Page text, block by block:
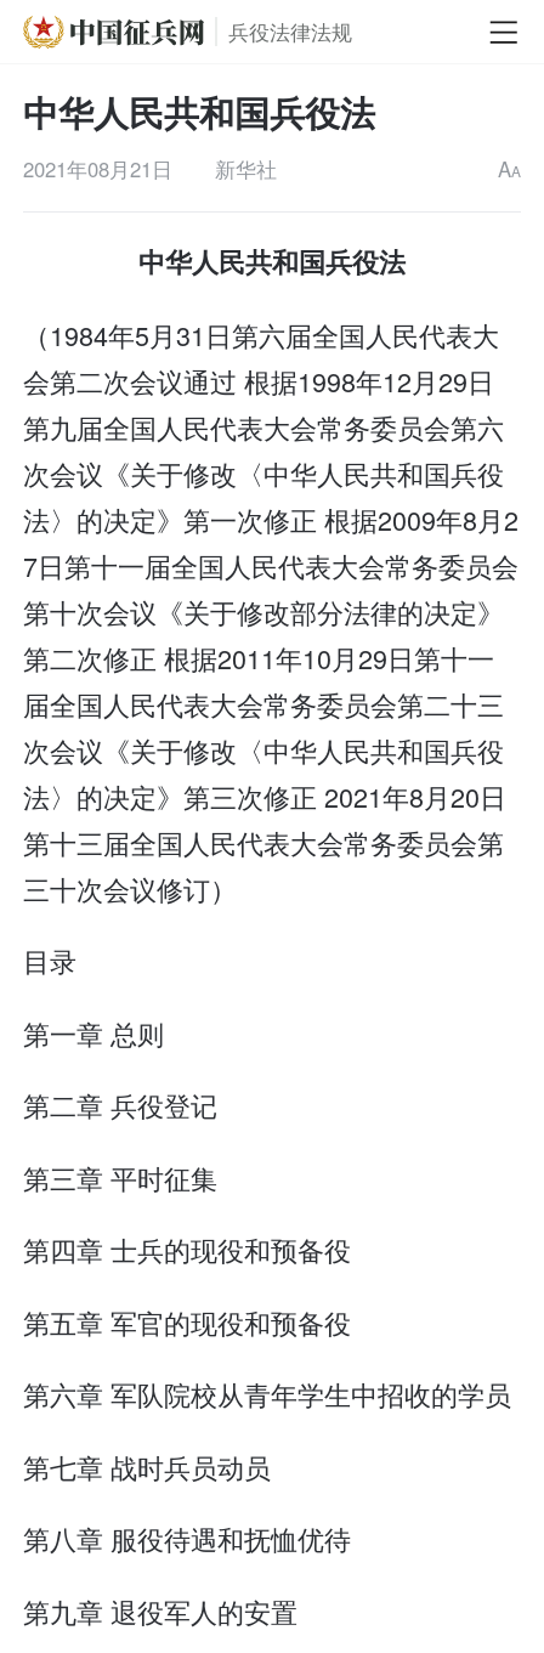
兵役法律法规
中华人民共和国兵役法
2021年08月21日 新华社 AA
中华人民共和国兵役法
（1984年5月31日第六届全国人民代表大
会第二次会议通过 根据1998年12月29日
第九届全国人民代表大会常务委员会第六
次会议《关于修改〈中华人民共和国兵役
法〉的决定》第一次修正 根据2009年8月2
7日第十一届全国人民代表大会常务委员会
第十次会议《关于修改部分法律的决定》
第二次修正 根据2011年10月29日第十一
届全国人民代表大会常务委员会第二十三
次会议《关于修改〈中华人民共和国兵役
法〉的决定》第三次修正 2021年8月20日
第十三届全国人民代表大会常务委员会第
三十次会议修订）
目录
第一章 总则
第二章 兵役登记
第三章 平时征集
第四章 士兵的现役和预备役
第五章 军官的现役和预备役
第六章 军队院校从青年学生中招收的学员
第七章 战时兵员动员
第八章 服役待遇和抚恤优待
第九章 退役军人的安置